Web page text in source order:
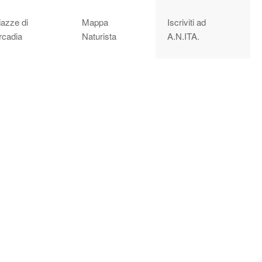
di
Mappa
Naturista
Iscriviti ad
A.N.ITA.